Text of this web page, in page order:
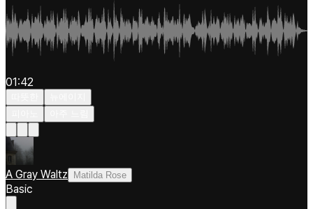
01:42
A Gray Waltz Matilda Rose
Basic